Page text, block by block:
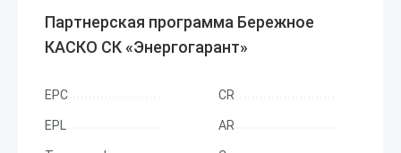
Партнерская программа Бережное
КАСКО СК «Энергогарант»
EPC CR
EPL AR